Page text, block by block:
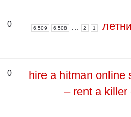
1
2
…
6,508
6,509
0
hire a hitman online
– rent a killer
0